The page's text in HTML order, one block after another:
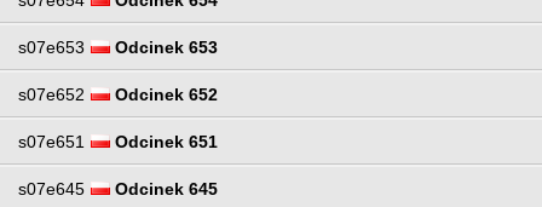
s07e653 Odcinek 653
s07e652 Odcinek 652
s07e651 Odcinek 651
s07e645 Odcinek 645